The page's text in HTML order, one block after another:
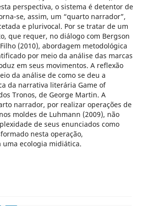
perspectiva, o sistema é detentor de
se, assim, um “quarto narrador”,
e plurivocal. Por se tratar de um
que requer, no diálogo com Bergson
(2010), abordagem metodológica
por meio da análise das marcas
em seus movimentos. A reflexão
da análise de como se deu a
da narrativa literária Game of
Tronos, de George Martin. A
narrador, por realizar operações de
moldes de Luhmann (2009), não
de seus enunciados como
nesta operação,
ecologia midiática.